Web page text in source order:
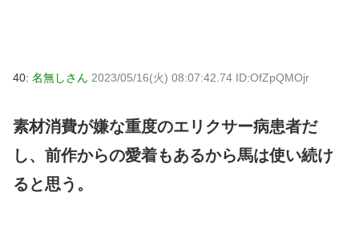
40: 名無しさん 2023/05/16(火) 08:07:42.74 ID:OfZpQMOjr
素材消費が嫌な重度のエリクサー病患者だ
し、前作からの愛着もあるから馬は使い続け
ると思う。